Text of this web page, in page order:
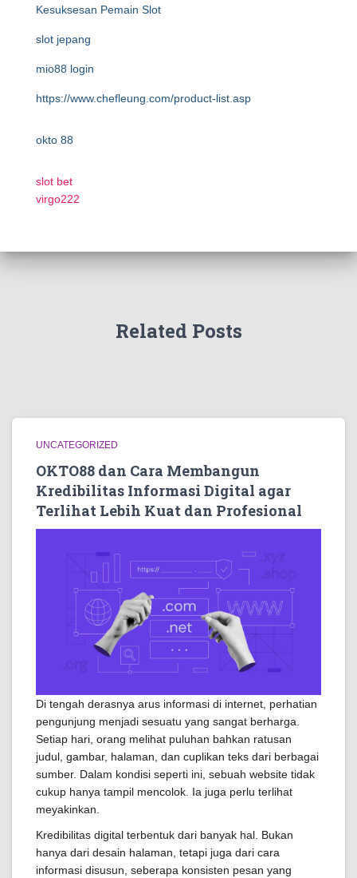
Kesuksesan Pemain Slot
slot jepang
mio88 login
https://www.chefleung.com/product-list.asp
okto 88
slot bet
virgo222
Related Posts
UNCATEGORIZED
OKTO88 dan Cara Membangun
Kredibilitas Informasi Digital agar
Terlihat Lebih Kuat dan Profesional
Di tengah derasnya arus informasi di internet, perhatian
pengunjung menjadi sesuatu yang sangat berharga.
Setiap hari, orang melihat puluhan bahkan ratusan
judul, gambar, halaman, dan cuplikan teks dari berbagai
sumber. Dalam kondisi seperti ini, sebuah website tidak
cukup hanya tampil mencolok. Ia juga perlu terlihat
meyakinkan.
Kredibilitas digital terbentuk dari banyak hal. Bukan
hanya dari desain halaman, tetapi juga dari cara
informasi disusun, seberapa konsisten pesan yang